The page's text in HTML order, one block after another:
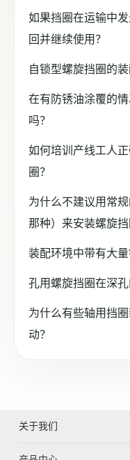
如果挡圈在运输中
回并继续使用？
自锁型螺旋挡圈的
在有防锈油涂覆的
吗？
如何培训产线工人
圈？
为什么不建议用常
那种）来安装螺旋挡
装配环境中带有大
孔用螺旋挡圈在深孔
为什么有些轴用挡
动？
关于我们